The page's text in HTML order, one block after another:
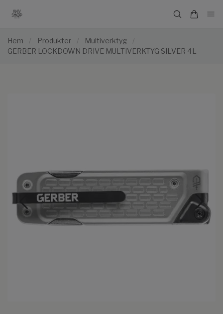
Hem / Produkter / Multiverktyg
/
GERBER LOCKDOWN DRIVE MULTIVERKTYG SILVER 4L